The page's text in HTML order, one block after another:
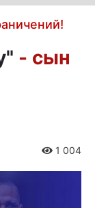
- сын
1 004